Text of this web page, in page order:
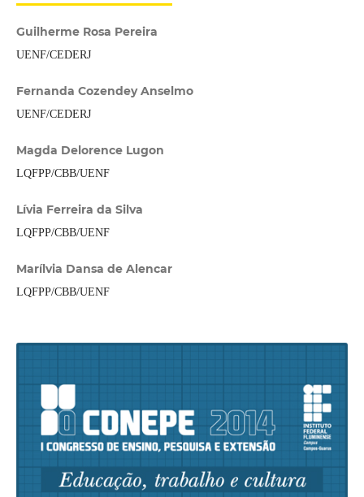
Guilherme Rosa Pereira
UENF/CEDERJ
Fernanda Cozendey Anselmo
UENF/CEDERJ
Magda Delorence Lugon
LQFPP/CBB/UENF
Lívia Ferreira da Silva
LQFPP/CBB/UENF
Marílvia Dansa de Alencar
LQFPP/CBB/UENF